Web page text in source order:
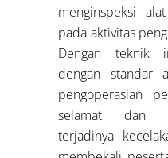
menginspeksi
pada aktivitas
Dengan teknik
dengan standar
pengoperasian
selamat dan
terjadinya